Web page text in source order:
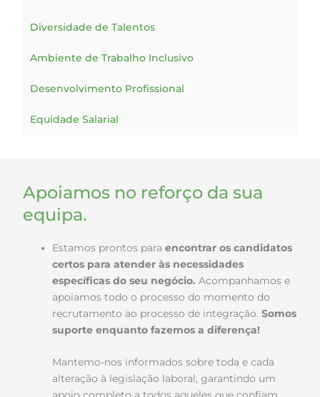
Diversidade de Talentos
Ambiente de Trabalho Inclusivo
Desenvolvimento Profissional
Equidade Salarial
Apoiamos no reforço da sua
equipa.
Estamos prontos paraencontrar os candidatos
certos para atender às necessidades
específicas do seu negócio. Acompanhamos e
apoiamos todo o processo do momento do
recrutamento ao processo de integração.Somos
suporte enquanto fazemos a diferença!
Mantemo-nos informados sobre toda e cada
alteração à legislação laboral, garantindo um